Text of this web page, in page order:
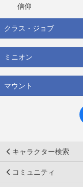
信仰
クラス・ジョブ
ミニオン
マウント
キャラクター検索
コミュニティ